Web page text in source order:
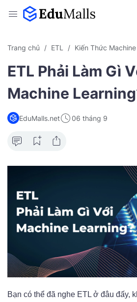
Trang chủ ETL Kiến Thức
ETL Phải Làm Gì
Machine
EduMalls.net 06 tháng 9
Bạn có thể đã nghe ETL ở đâu đấy,